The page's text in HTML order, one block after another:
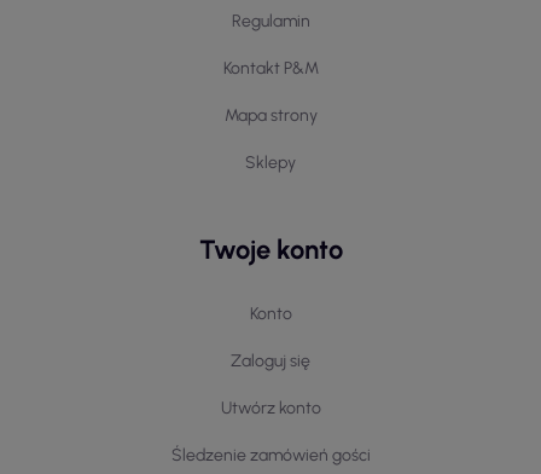
Regulamin
Kontakt P&M
Mapa strony
Sklepy
Twoje konto
Konto
Zaloguj się
Utwórz konto
Śledzenie zamówień gości